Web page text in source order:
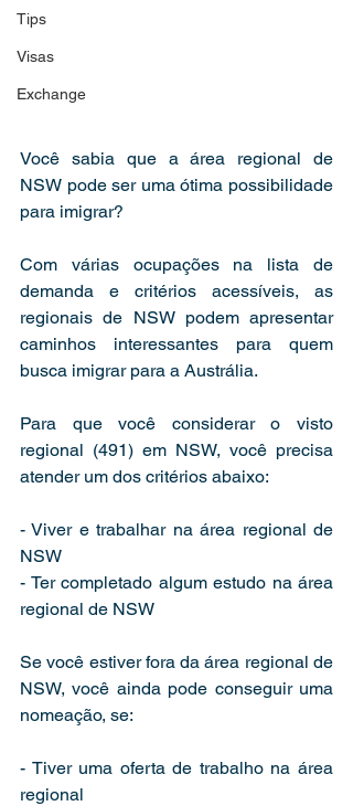
Tips
Visas
Exchange
Você sabia que a área regional de
NSW pode ser uma ótima possibilidade
para imigrar?
Com várias ocupações na lista de
demanda e critérios acessíveis, as
regionais de NSW podem apresentar
caminhos interessantes para quem
busca imigrar para a Austrália.
Para que você considerar o visto
regional (491) em NSW, você precisa
atender um dos critérios abaixo:
- Viver e trabalhar na área regional de
NSW
- Ter completado algum estudo na área
regional de NSW
Se você estiver fora da área regional de
NSW, você ainda pode conseguir uma
nomeação, se:
- Tiver uma oferta de trabalho na área
regional